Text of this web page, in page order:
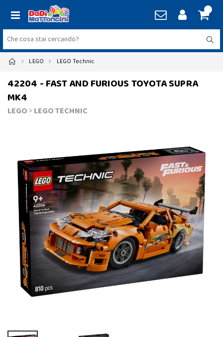
LEGO LEGO Technic
42204 - FAST AND FURIOUS TOYOTA SUPRA
MK4
LEGO>LEGO TECHNIC